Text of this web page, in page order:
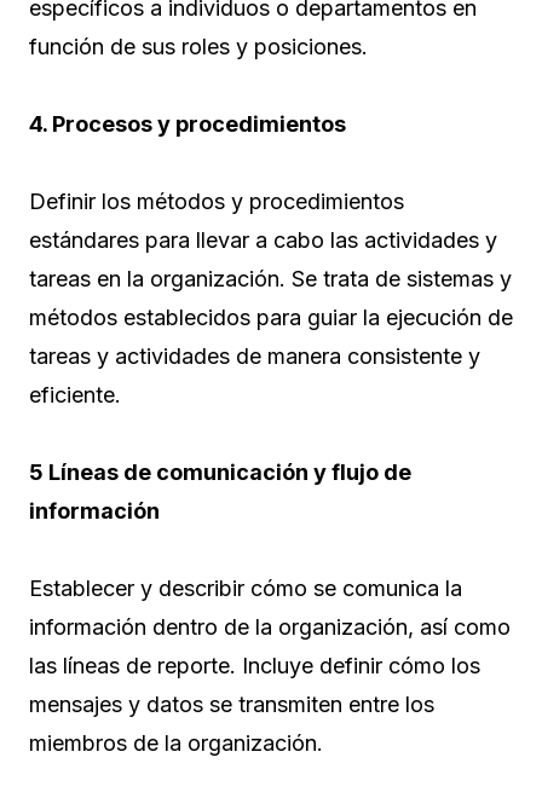
específicos a individuos o departamentos en
función de sus roles y posiciones.
4. Procesos y procedimientos
Definir los métodos y procedimientos
estándares para llevar a cabo las actividades y
tareas en la organización. Se trata de sistemas y
métodos establecidos para guiar la ejecución de
tareas y actividades de manera consistente y
eficiente.
5 Líneas de comunicación y flujo de
información
Establecer y describir cómo se comunica la
información dentro de la organización, así como
las líneas de reporte. Incluye definir cómo los
mensajes y datos se transmiten entre los
miembros de la organización.